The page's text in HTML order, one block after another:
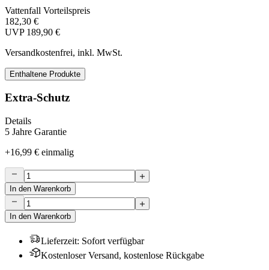
Vattenfall Vorteilspreis
182,30 €
UVP 189,90 €
Versandkostenfrei, inkl. MwSt.
Enthaltene Produkte
Extra-Schutz
Details
5 Jahre Garantie
+16,99 € einmalig
In den Warenkorb
In den Warenkorb
Lieferzeit: Sofort verfügbar
Kostenloser Versand, kostenlose Rückgabe